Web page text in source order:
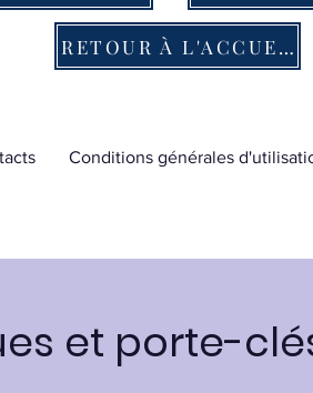
RETOUR À L'ACCUEIL
Conditions générales
et porte-